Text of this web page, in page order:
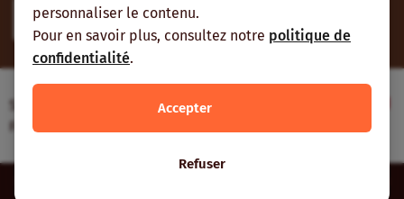
personnaliser le contenu.
Pour en savoir plus, consultez notre politique de
confidentialité.
Accepter
Refuser
Site web réalisé avec le soutien de l’Agence
Française de Développement